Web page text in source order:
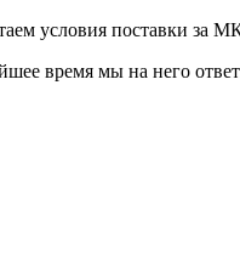
условия поставки за
время мы на него